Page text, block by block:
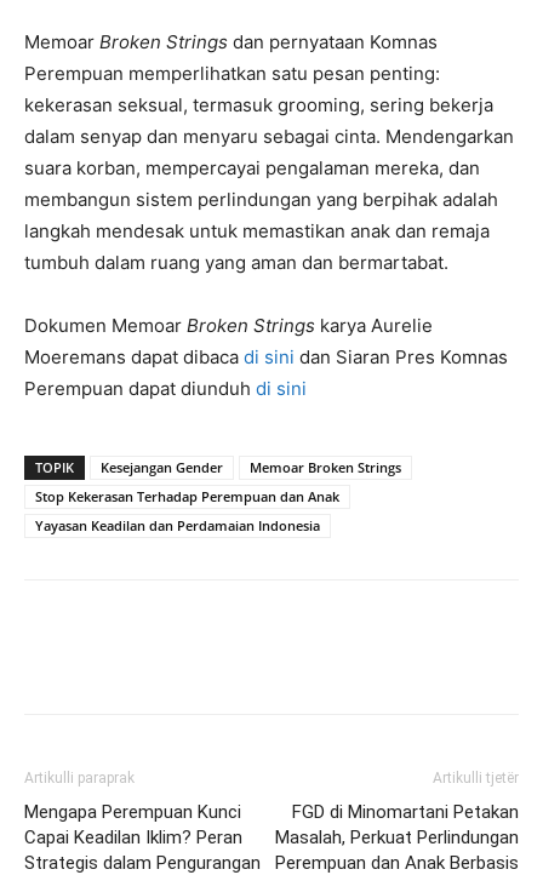
Memoar Broken Strings dan pernyataan Komnas
Perempuan memperlihatkan satu pesan penting:
kekerasan seksual, termasuk grooming, sering bekerja
dalam senyap dan menyaru sebagai cinta. Mendengarkan
suara korban, mempercayai pengalaman mereka, dan
membangun sistem perlindungan yang berpihak adalah
langkah mendesak untuk memastikan anak dan remaja
tumbuh dalam ruang yang aman dan bermartabat.
Dokumen Memoar Broken Strings karya Aurelie
Moeremans dapat dibaca di sini dan Siaran Pres Komnas
Perempuan dapat diunduh di sini
TOPIK Kesejangan Gender
Memoar Broken Strings
Stop Kekerasan Terhadap Perempuan dan Anak
Yayasan Keadilan dan Perdamaian Indonesia
Artikulli paraprak
Mengapa Perempuan Kunci
Capai Keadilan Iklim? Peran
Strategis dalam Pengurangan
Artikulli tjetër
FGD di Minomartani Petakan
Masalah, Perkuat Perlindungan
Perempuan dan Anak Berbasis